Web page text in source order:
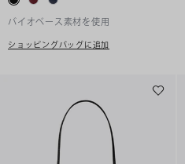
バイオベース素材を使用
ショッピングバッグに追加